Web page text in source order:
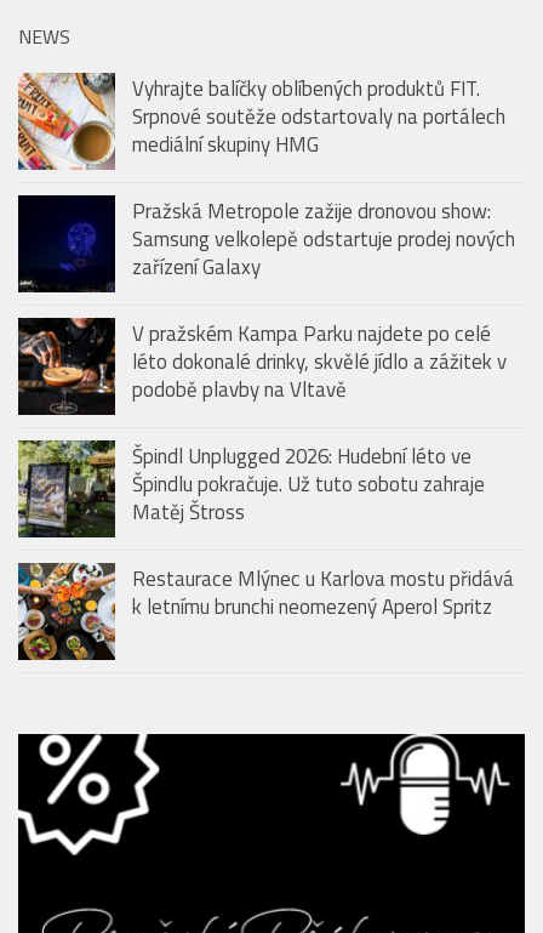
NEWS
Vyhrajte balíčky oblíbených produktů FIT.
Srpnové soutěže odstartovaly na portálech
mediální skupiny HMG
Pražská Metropole zažije dronovou show:
Samsung velkolepě odstartuje prodej nových
zařízení Galaxy
V pražském Kampa Parku najdete po celé
léto dokonalé drinky, skvělé jídlo a zážitek v
podobě plavby na Vltavě
Špindl Unplugged 2026: Hudební léto ve
Špindlu pokračuje. Už tuto sobotu zahraje
Matěj Štross
Restaurace Mlýnec u Karlova mostu přidává
k letnímu brunchi neomezený Aperol Spritz